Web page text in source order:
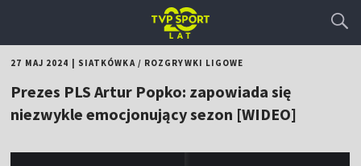
27 MAJ 2024 SIATKÓWKA/ ROZGRYWKI LIGOWE
Prezes PLS Artur Popko: zapowiada się
niezwykle emocjonujący sezon [WIDEO]